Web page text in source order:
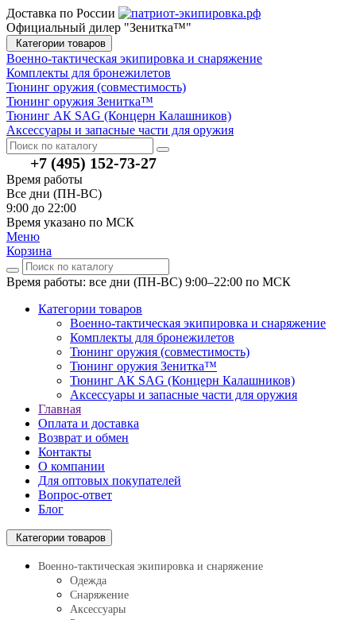
Доставка по России
Официальный дилер "Зенитка™"
Категории товаров
Военно-тактическая экипировка и снаряжение
Комплекты для бронежилетов
Тюнинг оружия (совместимость)
Тюнинг оружия Зенитка™
Тюнинг АК SAG (Концерн Калашников)
Аксессуары и запасные части для оружия
+7 (495) 152-73-27
Время работы
Все дни (ПН-ВС)
9:00 до 22:00
Время указано по МСК
Меню
Корзина
Время работы: все дни (ПН-ВС) 9:00–22:00 по МСК
Категории товаров
Военно-тактическая экипировка и снаряжение
Комплекты для бронежилетов
Тюнинг оружия (совместимость)
Тюнинг оружия Зенитка™
Тюнинг АК SAG (Концерн Калашников)
Аксессуары и запасные части для оружия
Главная
Оплата и доставка
Возврат и обмен
Контакты
О компании
Для оптовых покупателей
Вопрос-ответ
Блог
Категории товаров
Военно-тактическая экипировка и снаряжение
Одежда
Снаряжение
Аксессуары